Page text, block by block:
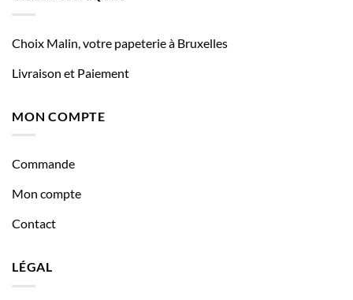
Choix Malin, votre papeterie à Bruxelles
Livraison et Paiement
MON COMPTE
Commande
Mon compte
Contact
LÉGAL